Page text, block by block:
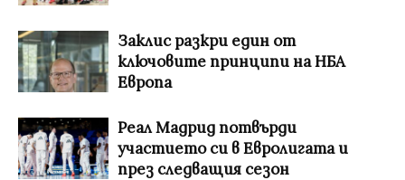
Заклис разкри един от
ключовите принципи на НБА
Европа
Реал Мадрид потвърди
участието си в Евролигата и
през следващия сезон